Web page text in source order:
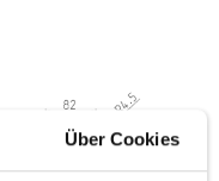
Über Cookies